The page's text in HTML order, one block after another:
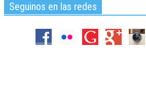
Seguinos en las redes